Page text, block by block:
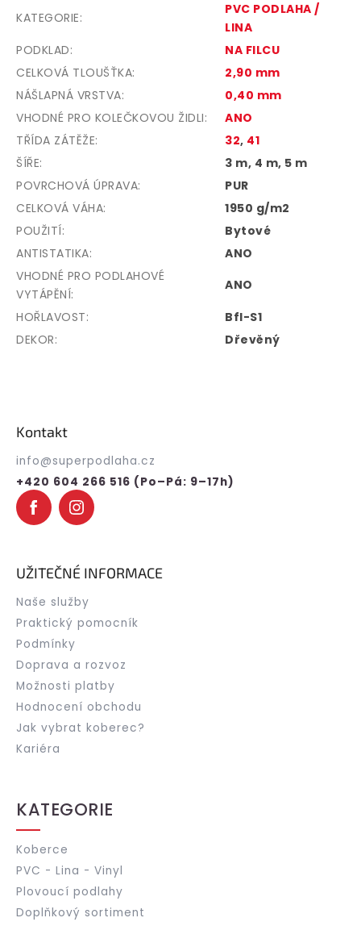
KATEGORIE:
PVC PODLAHA /
LINA
PODKLAD:
NA FILCU
CELKOVÁ TLOUŠŤKA:
2,90 mm
NÁŠLAPNÁ VRSTVA:
0,40 mm
VHODNÉ PRO KOLEČKOVOU ŽIDLI:
ANO
TŘÍDA ZÁTĚŽE: 32, 41
ŠÍŘE:
3 m, 4 m, 5 m
POVRCHOVÁ ÚPRAVA:
PUR
CELKOVÁ VÁHA:
1950 g/m2
POUŽITÍ:
Bytové
ANTISTATIKA:
ANO
VHODNÉ PRO PODLAHOVÉ
VYTÁPĚNÍ:
ANO
HOŘLAVOST:
Bfl-S1
DEKOR: Dřevěný
Kontakt
info@superpodlaha.cz
+420 604 266 516 (Po–Pá: 9–17h)
UŽITEČNÉ INFORMACE
Naše služby
Praktický pomocník
Podmínky
Doprava a rozvoz
Možnosti platby
Hodnocení obchodu
Jak vybrat koberec?
Kariéra
KATEGORIE
Koberce
PVC - Lina - Vinyl
Plovoucí podlahy
Doplňkový sortiment